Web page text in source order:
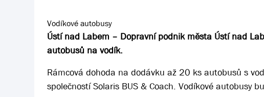
Vodíkové autobusy
Ústí nad Labem – Dopravní podnik města Ústí nad
autobusů na vodík.
Rámcová dohoda na dodávku až 20 ks autobusů s
společností Solaris BUS & Coach. Vodíkové autobusy